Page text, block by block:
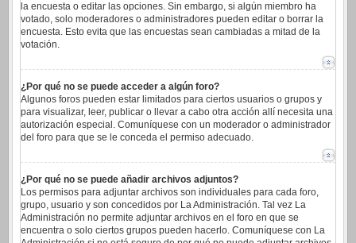
la encuesta o editar las opciones. Sin embargo, si algún miembro ha
votado, solo moderadores o administradores pueden editar o borrar la
encuesta. Esto evita que las encuestas sean cambiadas a mitad de la
votación.
¿Por qué no se puede acceder a algún foro?
Algunos foros pueden estar limitados para ciertos usuarios o grupos y
para visualizar, leer, publicar o llevar a cabo otra acción allí necesita una
autorización especial. Comuníquese con un moderador o administrador
del foro para que se le conceda el permiso adecuado.
¿Por qué no se puede añadir archivos adjuntos?
Los permisos para adjuntar archivos son individuales para cada foro,
grupo, usuario y son concedidos por La Administración. Tal vez La
Administración no permite adjuntar archivos en el foro en que se
encuentra o solo ciertos grupos pueden hacerlo. Comuníquese con La